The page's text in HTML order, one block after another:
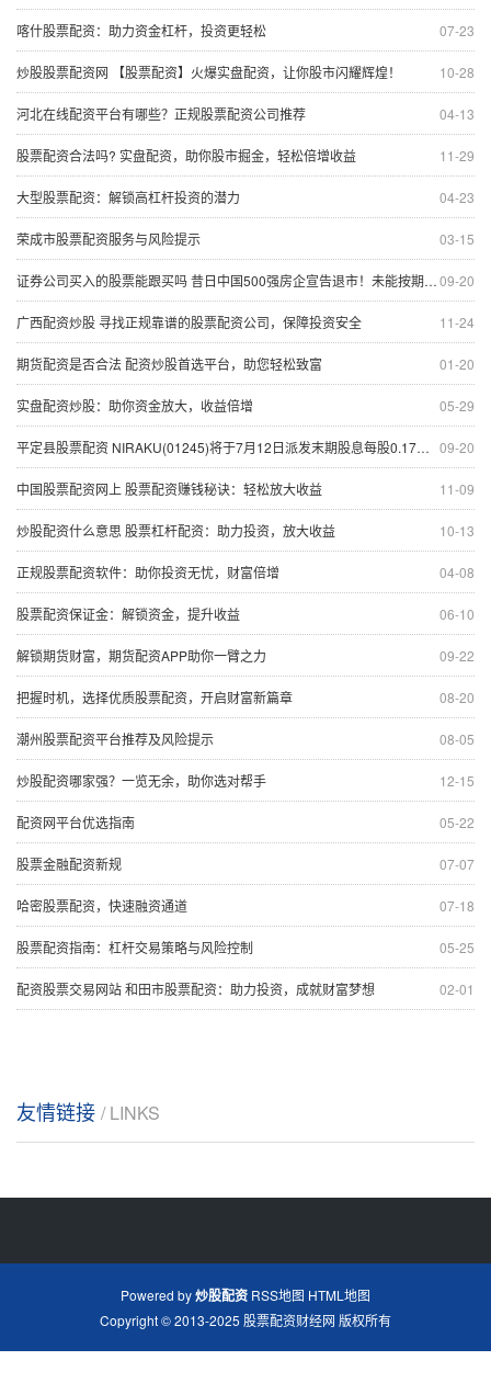
07-23
喀什股票配资：助力资金杠杆，投资更轻松
10-28
炒股股票配资网 【股票配资】火爆实盘配资，让你股市闪耀辉煌！
04-13
河北在线配资平台有哪些？正规股票配资公司推荐
11-29
股票配资合法吗? 实盘配资，助你股市掘金，轻松倍增收益
04-23
大型股票配资：解锁高杠杆投资的潜力
03-15
荣成市股票配资服务与风险提示
09-20
证券公司买入的股票能跟买吗 昔日中国500强房企宣告退市！未能按期支付债务累计逾百亿元
11-24
广西配资炒股 寻找正规靠谱的股票配资公司，保障投资安全
01-20
期货配资是否合法 配资炒股首选平台，助您轻松致富
05-29
实盘配资炒股：助你资金放大，收益倍增
09-20
平定县股票配资 NIRAKU(01245)将于7月12日派发末期股息每股0.17日元
11-09
中国股票配资网上 股票配资赚钱秘诀：轻松放大收益
10-13
炒股配资什么意思 股票杠杆配资：助力投资，放大收益
04-08
正规股票配资软件：助你投资无忧，财富倍增
06-10
股票配资保证金：解锁资金，提升收益
09-22
解锁期货财富，期货配资APP助你一臂之力
08-20
把握时机，选择优质股票配资，开启财富新篇章
08-05
潮州股票配资平台推荐及风险提示
12-15
炒股配资哪家强？一览无余，助你选对帮手
05-22
配资网平台优选指南
07-07
股票金融配资新规
07-18
哈密股票配资，快速融资通道
05-25
股票配资指南：杠杆交易策略与风险控制
02-01
配资股票交易网站 和田市股票配资：助力投资，成就财富梦想
友情链接 / LINKS
Powered by炒股配资 RSS地图 HTML地图
Copyright© 2013-2025 股票配资财经网 版权所有